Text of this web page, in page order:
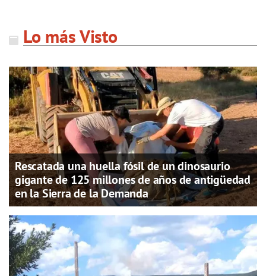
Lo más Visto
Rescatada una huella fósil de un dinosaurio
gigante de 125 millones de años de antigüedad
en la Sierra de la Demanda